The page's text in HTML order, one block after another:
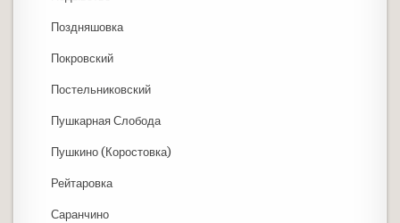
Поздняшовка
Покровский
Постельниковский
Пушкарная Слобода
Пушкино (Коростовка)
Рейтаровка
Саранчино